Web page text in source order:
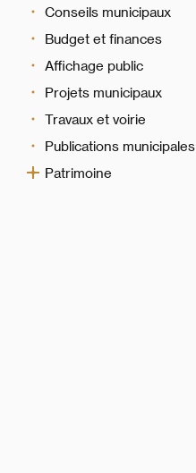
Conseils municipaux
Budget et finances
Affichage public
Projets municipaux
Travaux et voirie
Publications municipales
Patrimoine